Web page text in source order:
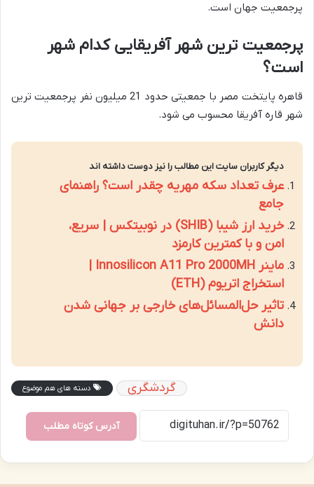
پرجمعیت جهان است.
پرجمعیت ترین شهر آفریقایی کدام شهر
است؟
قاهره پایتخت مصر با جمعیتی حدود 21 میلیون نفر پرجمعیت ترین
شهر قاره آفریقا محسوب می شود.
دیگر کاربران سایت این مطالب را نیز دوست داشته اند
عرف تعداد سکه مهریه چقدر است؟ راهنمای
جامع
خرید ارز شیبا (SHIB) در نوبیتکس | سریع،
امن و با کمترین کارمزد
استخراج اتریوم (ETH)
تاثیر حل‌المسائل‌های خارجی بر جهانی شدن
دانش
دسته های هم موضوع گردشگری
آدرس کوتاه مطلب